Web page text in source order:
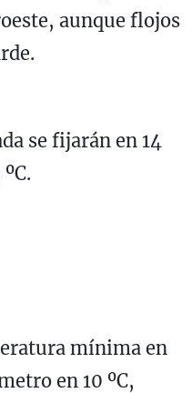
aunque flojos
se fijarán en 14
mínima en
en 10 ºC,